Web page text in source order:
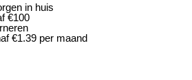
in huis
€100
€1.39 per maand